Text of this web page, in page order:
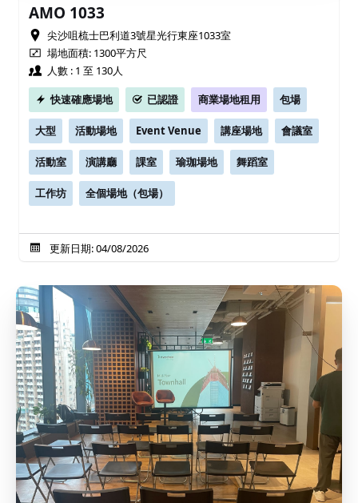
AMO 1033
尖沙咀梳士巴利道3號星光行東座1033室
場地面積: 1300平方尺
人數 : 1 至 130人
快速確應場地
已認證 商業場地租用 包場
大型 活動場地 Event Venue 講座場地 會議室
活動室 演講廳 課室 瑜珈場地 舞蹈室
工作坊 全個場地（包場）
更新日期: 04/08/2026